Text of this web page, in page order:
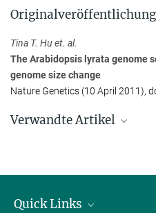
Max-Planck-Institut für Biologie
Janna Eberhardt
+49 7071 601-444
Originalveröffentlichung
Tina T. Hu et. al.
The Arabidopsis lyrata genome
genome size change
Nature Genetics (10 April 2011),
Verwandte Artikel
Quick Links